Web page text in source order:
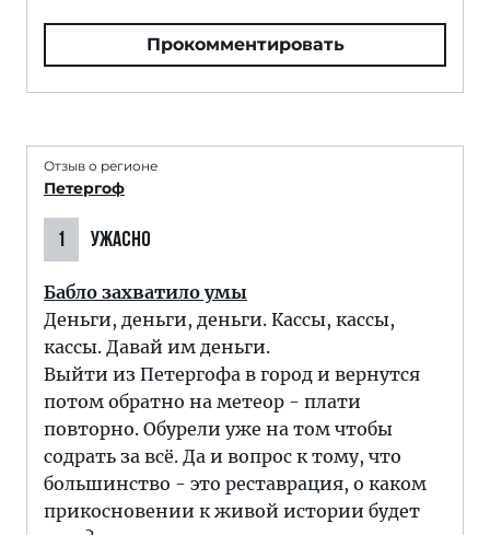
Прокомментировать
Отзыв о регионе
Петергоф
1 УЖАСНО
Бабло захватило умы
Деньги, деньги, деньги. Кассы, кассы,
кассы. Давай им деньги.
Выйти из Петергофа в город и вернутся
потом обратно на метеор - плати
повторно. Обурели уже на том чтобы
содрать за всё. Да и вопрос к тому, что
большинство - это реставрация, о каком
прикосновении к живой истории будет